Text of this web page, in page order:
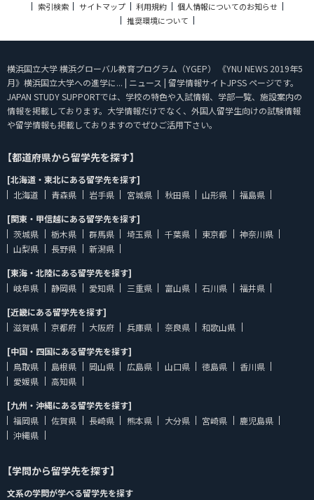
索引検索
サイトマップ 利用規約
個人情報についてのお知らせ
推奨環境について
横浜国立大学 横浜グローバル教育プログラム（YGEP） 《YNU NEWS 2019年5
月》横浜国立大学への進学に... | ニュース | 留学情報サイトJPSS ページです。
JAPAN STUDY SUPPORTでは、学校の特色や入試情報、学部一覧、施設案内の
情報を掲載しております。大学情報だけでなく、外国人留学生向けの試験情報
や留学情報も掲載しておりますのでぜひご活用下さい。
【都道府県から留学先を探す】
[北海道・東北にある留学先を探す]
北海道
青森県 岩手県 宮城県 秋田県 山形県
福島県
[関東・甲信越にある留学先を探す]
茨城県
栃木県 群馬県 埼玉県 千葉県 東京都
神奈川県
山梨県
長野県
新潟県
[東海・北陸にある留学先を探す]
岐阜県
静岡県 愛知県 三重県 富山県 石川県
福井県
[近畿にある留学先を探す]
滋賀県
京都府 大阪府 兵庫県 奈良県
和歌山県
[中国・四国にある留学先を探す]
鳥取県
島根県 岡山県 広島県 山口県 徳島県
香川県
愛媛県
高知県
[九州・沖縄にある留学先を探す]
福岡県
佐賀県 長崎県 熊本県 大分県 宮崎県
鹿児島県
沖縄県
【学問から留学先を探す】
文系の学問が学べる留学先を探す